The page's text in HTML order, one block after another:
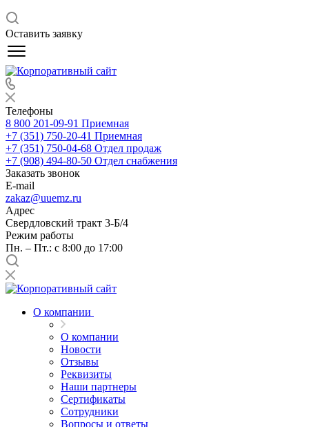
Оставить заявку
Телефоны
8 800 201-09-91 Приемная
+7 (351) 750-20-41 Приемная
+7 (351) 750-04-68 Отдел продаж
+7 (908) 494-80-50 Отдел снабжения
Заказать звонок
E-mail
zakaz@uuemz.ru
Адрес
Свердловский тракт 3-Б/4
Режим работы
Пн. – Пт.: с 8:00 до 17:00
О компании
О компании
Новости
Отзывы
Реквизиты
Наши партнеры
Сертификаты
Сотрудники
Вопросы и ответы